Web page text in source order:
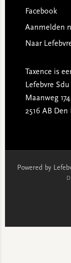
Facebook
Aanmelden
Naar
Taxence is
Lefebvre Sdu
Maanweg 174
2516 AB Den
Powered by